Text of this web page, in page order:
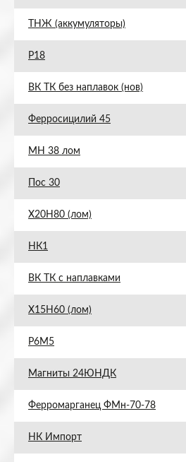
ТНЖ (аккумуляторы)
Р18
ВК ТК без наплавок (нов)
Ферросицилий 45
МН 38 лом
Пос 30
Х20Н80 (лом)
НК1
ВК ТК с наплавками
Х15Н60 (лом)
Р6М5
Магниты 24ЮНДК
Ферромарганец ФМн-70-78
НК Импорт